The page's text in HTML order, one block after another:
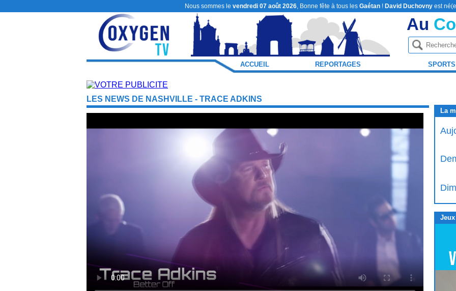
Nous sommes le vendredi 07 août 2026, Bonne fête à tous les Gaétan! David Duchovnyest
Au
ACCUEIL REPORTAGES SPORTS
LES NEWS DE NASHVILLE - TRACE ADKINS
La
Jeux